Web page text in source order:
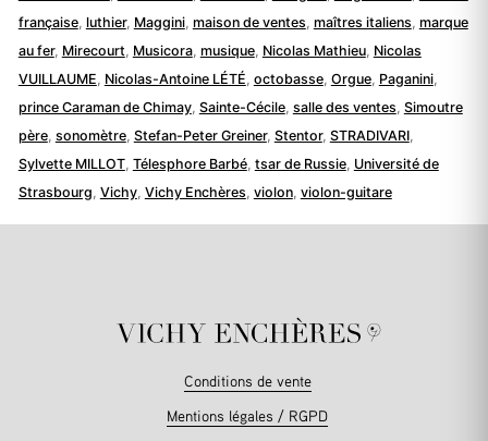
française, luthier, Maggini, maison de ventes maîtres italiens marque
au fer, Mirecourt Musicora, musique, Nicolas Mathieu, Nicolas
VUILLAUME Nicolas-Antoine LÉTÉ octobasse, Orgue, Paganini,
prince Caraman de Chimay, Sainte-Cécile, salle des ventes Simoutre
père, sonomètre, Stefan-Peter Greiner, Stentor, STRADIVARI,
Sylvette MILLOT, Télesphore Barbé, tsar de Russie, Université de
Strasbourg Vichy, Vichy Enchères violon, violon-guitare
Conditions de vente
Mentions légales / RGPD